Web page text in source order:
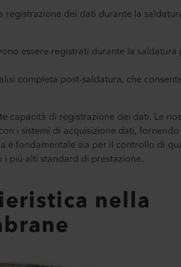
dei dati durante la
essere registrati durante la
completa post-saldatura, che
capacità di registrazione dei dati. Le
i sistemi di acquisizione dati,
è fondamentale sia per il controllo di
più alti standard di prestazione.
nella